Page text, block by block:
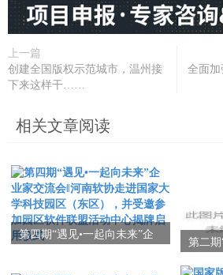
上一篇
创建全国版权示范城市，温州接
下来这样干……
全面
相关文章阅读
第四期“遇见•一起向未来”企
第二期